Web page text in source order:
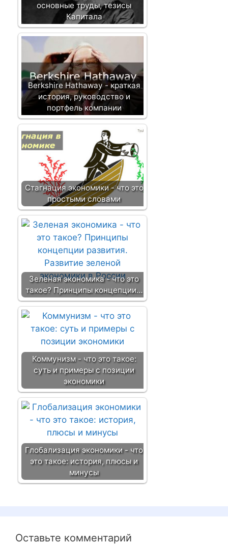
основные труды, тезисы
Капитала
Berkshire Hathaway - краткая
история, руководство и
портфель компании
Стагнация экономики - что это
простыми словами
Зеленая экономика - что это
такое? Принципы концепции…
Коммунизм - что это такое:
суть и примеры с позиции
экономики
Глобализация экономики - что
это такое: история, плюсы и
минусы
Оставьте комментарий